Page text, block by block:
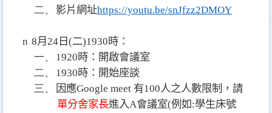
二、
影片網址https://youtu.be/snJfzz2DMOY
n 8月 24 日 (二)1930時：
一、
1920時：開啟會議室
二、
1930時：開始座談
三、
因應Google meet 有100人之人數限制， 請
單分舍家長進入A會議室(例如:學生床號